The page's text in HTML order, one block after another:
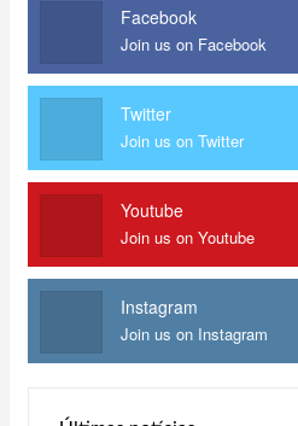
Facebook
Join us on Facebook
Twitter
Join us on Twitter
Youtube
Join us on Youtube
Instagram
Join us on Instagram